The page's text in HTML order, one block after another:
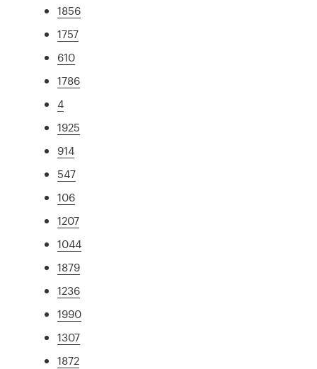
1856
1757
610
1786
4
1925
914
547
106
1207
1044
1879
1236
1990
1307
1872